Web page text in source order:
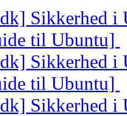
Sikkerhed i
til Ubuntu]
Sikkerhed i
til Ubuntu]
Sikkerhed i